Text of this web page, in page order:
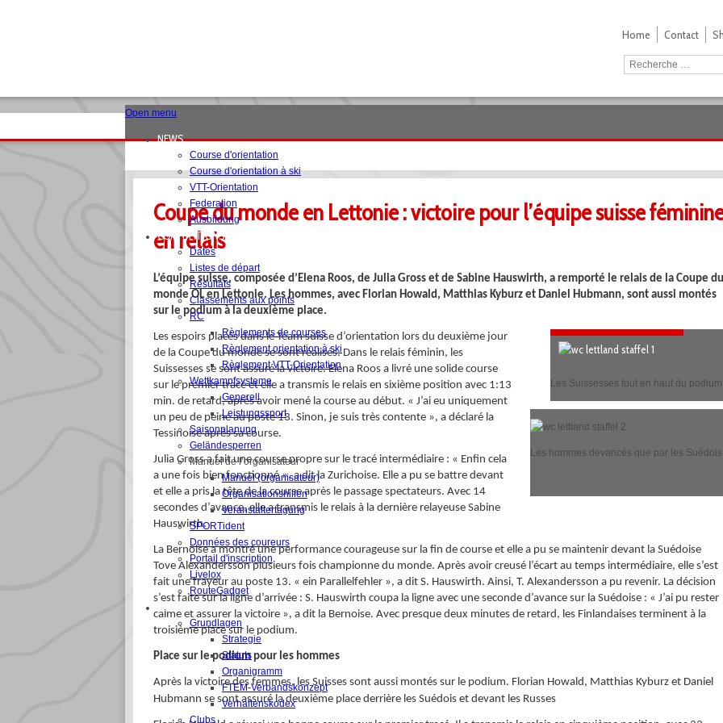
Home Contact
Open menu
NEWS
Course d'orientation
Course d'orientation à ski
VTT-Orientation
Federation
Ausbildung
COMPETITIONS
Dates
Listes de départ
Résultats
Classements aux points
RC
Règlements de courses
Règlement orientation à ski
Règlement VTT-Orientation
Wettkampfsysteme
Generell
Leistungssport
Saisonplanung
Geländesperren
Manuel de l’organisateur
Manuel (organisateur)
Organisationshilfen
Veranstaltertagung
SPORTident
Données des coureurs
Portail d'inscription
Livelox
RouteGadget
FEDERATION
Grundlagen
Strategie
Statuts
Organigramm
FTEM-Verbandskonzept
Verhaltenskodex
Clubs
Coupe du monde en Lettonie : victoire pour l’équipe suisse
en relais
L’équipe suisse, composée d’Elena Roos, de Julia Gross et de Sabine Hauswirth, a remporté le relais de la Coupe du
monde OL en Lettonie. Les hommes, avec Florian Howald, Matthias Kyburz et Daniel Hubmann, sont aussi montés
sur le podium à la deuxième place.
Les Suissesses tout en haut du
Les hommes devancés que par les
Les espoirs placés dans le Team suisse d’orientation lors du deuxième jour
de la Coupe du monde se sont réalisés. Dans le relais féminin, les
Suissesses se sont assuré la victoire. Elena Roos a livré une solide course
sur le premier tracé et elle a transmis le relais en sixième position avec 1:13
min. de retard, après avoir mené la course au début. « J’ai eu uniquement
un peu de peine au poste 13. Sinon, je suis très contente », a déclaré la
Tessinoise après sa course.
Julia Gross a fait une course propre sur le tracé intermédiaire : « Enfin cela
a une fois bien fonctionné », a dit la Zurichoise. Elle a pu se battre devant
et elle a pris la tête de la course après le passage spectateurs. Avec 14
secondes d’avance, elle a transmis le relais à la dernière relayeuse Sabine
Hauswirth.
La Bernoise a montré une performance courageuse sur la fin de course et elle a pu se maintenir devant la Suédoise
Tove Alexandersson plusieurs fois championne du monde. Après avoir creusé l’écart au temps intermédiaire, elle s’est
fait une frayeur au poste 13. « ein Parallelfehler », a dit S. Hauswirth. Ainsi, T. Alexandersson a pu revenir. La décision
s’est faite sur la ligne d’arrivée : S. Hauswirth coupa la ligne avec une seconde d’avance sur la Suédoise : « J’ai pu rester
calme et assurer la victoire », a dit la Bernoise. Avec presque deux minutes de retard, les Finlandaises terminent à la
troisième place sur le podium.
Place sur le podium pour les hommes
Après la victoire des femmes, les Suisses sont aussi montés sur le podium. Florian Howald, Matthias Kyburz et Daniel
Hubmann se sont assuré la deuxième place derrière les Suédois et devant les Russes